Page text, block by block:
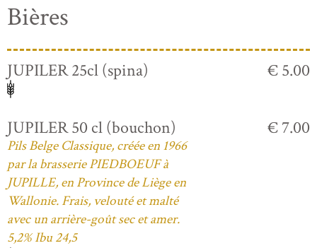
Bières
JUPILER 25cl (spina) € 5.00
JUPILER 50 cl (bouchon)
Pils Belge Classique, créée en 1966
par la brasserie PIEDBOEUF à
JUPILLE, en Province de Liège en
Wallonie. Frais, velouté et malté
avec un arrière-goût sec et amer.
5,2% Ibu 24,5
€ 7.00